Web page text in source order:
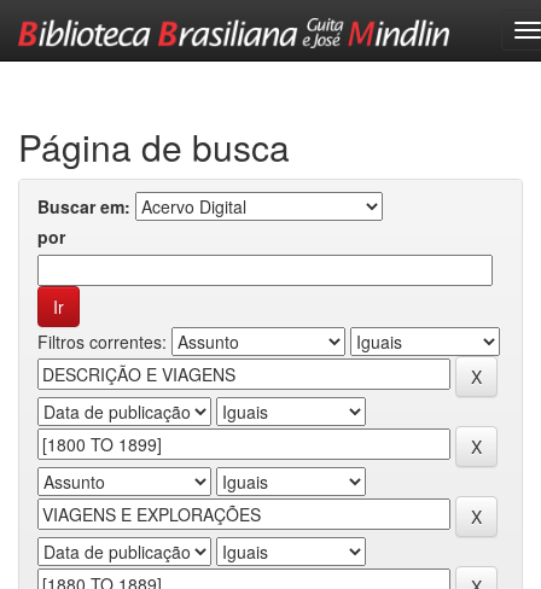
Página de busca
Buscar em:
por
Filtros correntes: